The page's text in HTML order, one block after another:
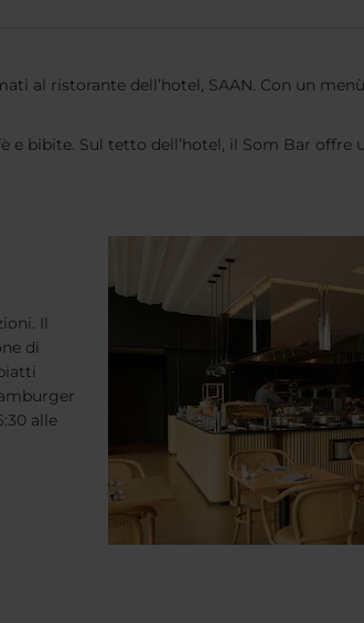
al ristorante dell’hotel, SAAN. Con un
bibite. Sul tetto dell’hotel, il Som Bar
Il
di
alle